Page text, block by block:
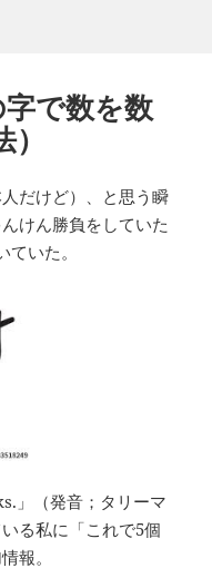
で数を数
だけど）、と思う瞬
けん勝負をしていた
ていた。
」（発音；タリーマ
る私に「これで5個
報。